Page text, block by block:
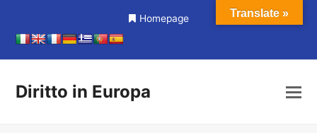
Homepage
Diritto in Europa
Translate »